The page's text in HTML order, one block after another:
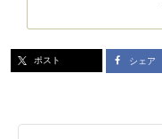
ポスト シェア